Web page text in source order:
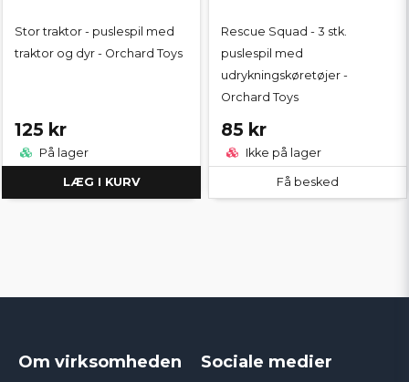
Stor traktor - puslespil med
traktor og dyr - Orchard Toys
125 kr
På lager
LÆG I KURV
Rescue Squad - 3 stk.
puslespil med
udrykningskøretøjer -
Orchard Toys
85 kr
Ikke på lager
Få besked
Om virksomheden Sociale medier